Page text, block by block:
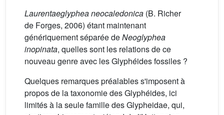
Laurentaeglyphea neocaledonica (B. Richer
de Forges, 2006) étant maintenant
génériquement séparée deNeoglyphea
inopinata, quelles sont les relations de ce
nouveau genre avec les Glyphéides fossiles ?
Quelques remarques préalables s'imposent à
propos de la taxonomie des Glyphéides, ici
limités à la seule famille des Glypheidae, qui,